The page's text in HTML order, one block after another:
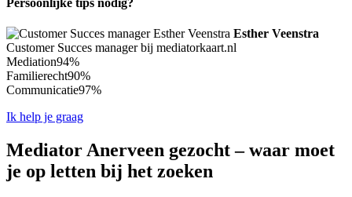
Persoonlijke tips nodig?
Esther Veenstra
Customer Succes manager bij mediatorkaart.nl
Mediation94%
Familierecht90%
Communicatie97%
Ik help je graag
Mediator Anerveen gezocht – waar moet
je op letten bij het zoeken